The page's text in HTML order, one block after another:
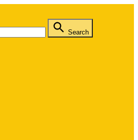
Search